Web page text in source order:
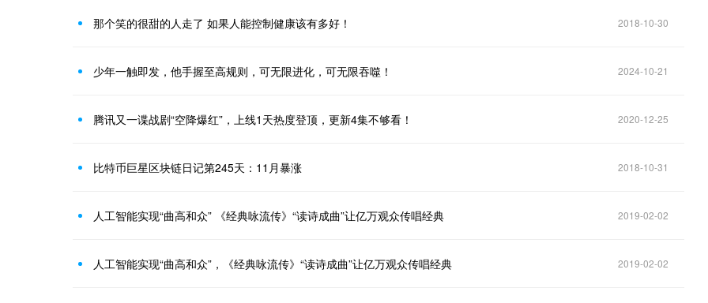
那个笑的很甜的人走了 如果人能控制健康该有多好！ 2018-10-30
少年一触即发，他手握至高规则，可无限进化，可无限吞噬！ 2024-10-21
腾讯又一谍战剧“空降爆红”，上线1天热度登顶，更新4集不够看！ 2020-12-25
比特币巨星区块链日记第245天：11月暴涨 2018-10-31
人工智能实现“曲高和众” 《经典咏流传》“读诗成曲”让亿万观众传唱经典 2019-02-02
人工智能实现“曲高和众”，《经典咏流传》“读诗成曲”让亿万观众传唱经典 2019-02-02